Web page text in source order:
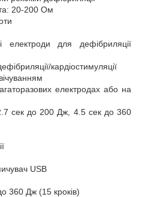
20-200 Ом
електроди для дефібриляції
кардіостимуляції
електродах або на
сек до 200 Дж, 4.5 сек до 360
USB
360 Дж (15 кроків)